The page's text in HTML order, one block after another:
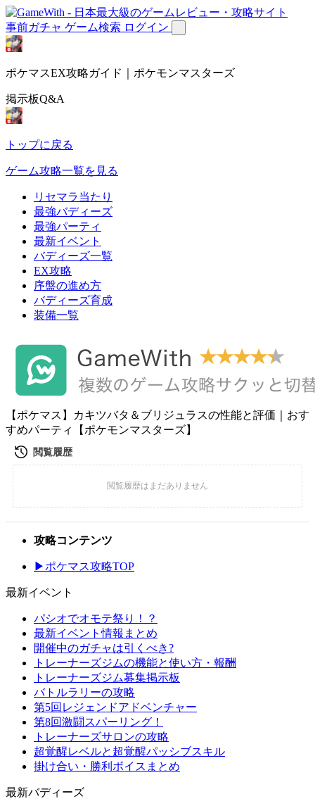
事前ガチャ ゲーム検索 ログイン
ポケマスEX攻略ガイド｜ポケモンマスターズ
掲示板Q&A
トップに戻る
ゲーム攻略一覧を見る
リセマラ当たり
最強バディーズ
最強パーティ
最新イベント
バディーズ一覧
EX攻略
序盤の進め方
バディーズ育成
装備一覧
【ポケマス】カキツバタ＆ブリジュラスの性能と評価｜おす
すめパーティ【ポケモンマスターズ】
攻略コンテンツ
▶ポケマス攻略TOP
最新イベント
パシオでオモテ祭り！？
最新イベント情報まとめ
開催中のガチャは引くべき?
トレーナーズジムの機能と使い方・報酬
トレーナーズジム募集掲示板
バトルラリーの攻略
第5回レジェンドアドベンチャー
第8回激闘スパーリング！
トレーナーズサロンの攻略
超覚醒レベルと超覚醒パッシブスキル
掛け合い・勝利ボイスまとめ
最新バディーズ